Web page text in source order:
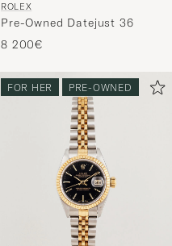
ROLEX
Pre-Owned Datejust 36
8 200€
FOR HER PRE-OWNED